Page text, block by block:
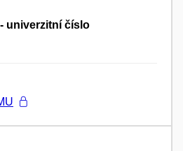
univerzitní číslo